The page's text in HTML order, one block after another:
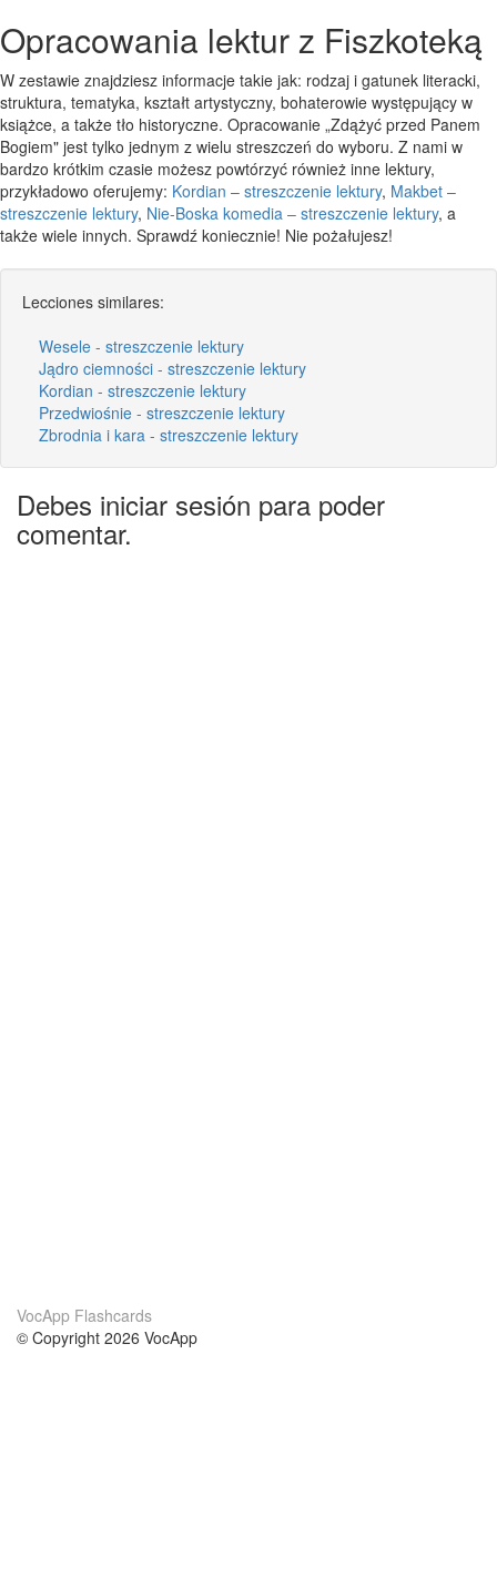
Opracowania lektur z Fiszkoteką
W zestawie znajdziesz informacje takie jak: rodzaj i gatunek literacki,
struktura, tematyka, kształt artystyczny, bohaterowie występujący w
książce, a także tło historyczne. Opracowanie „Zdążyć przed Panem
Bogiem" jest tylko jednym z wielu streszczeń do wyboru. Z nami w
bardzo krótkim czasie możesz powtórzyć również inne lektury,
przykładowo oferujemy: Kordian – streszczenie lektury, Makbet –
streszczenie lektury, Nie-Boska komedia – streszczenie lektury, a
także wiele innych. Sprawdź koniecznie! Nie pożałujesz!
Lecciones similares:
Wesele - streszczenie lektury
Jądro ciemności - streszczenie lektury
Kordian - streszczenie lektury
Przedwiośnie - streszczenie lektury
Zbrodnia i kara - streszczenie lektury
Debes iniciar sesión para poder
comentar.
VocApp Flashcards
© Copyright 2026 VocApp